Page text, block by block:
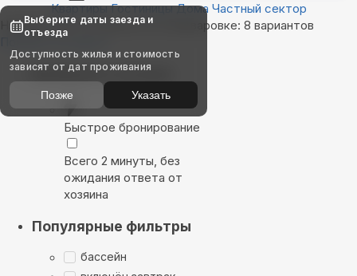
Квартиры Гостиницы Дома Частный сектор
Найдём, где остановиться в Варваровке: 8 вариантов
Показать на карте
Выбирайте лучшее
Быстрое бронирование
Всего 2 минуты, без
ожидания ответа от
хозяина
Популярные фильтры
бассейн
Выберите даты заезда и
отъезда
Доступность жилья и стоимость
зависят от дат проживания
Позже Указать